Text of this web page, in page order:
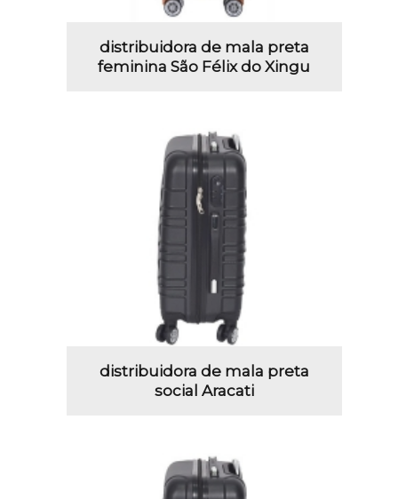
distribuidora de mala preta
feminina São Félix do Xingu
distribuidora de mala preta
social Aracati